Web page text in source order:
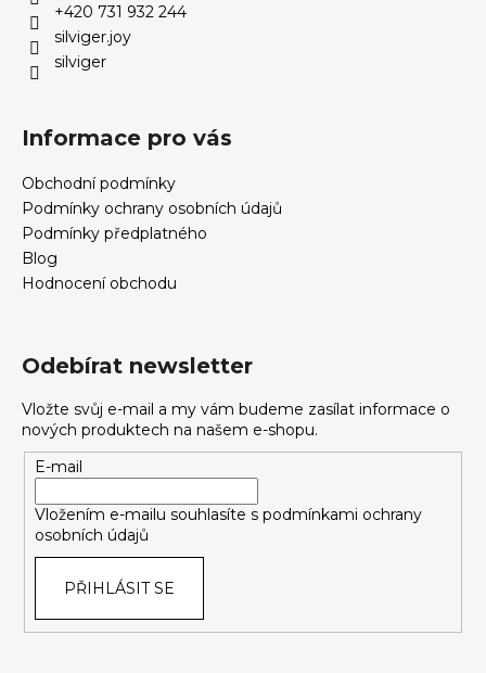
D
o
r
č
u
j
e
m
+420 731 932 244
silviger.joy
silviger
Informace pro vás
Obchodní podmínky
Podmínky ochrany osobních údajů
Podmínky předplatného
Blog
Hodnocení obchodu
Odebírat newsletter
Vložte svůj e-mail a my vám budeme zasílat informace o
nových produktech na našem e-shopu.
E-mail
Vložením e-mailu souhlasíte s podmínkami ochrany
osobních údajů
PŘIHLÁSIT SE